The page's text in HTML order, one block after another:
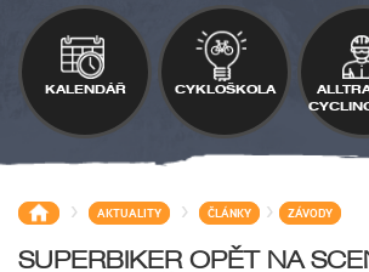
KALENDÁŘ CYKLOŠKOLA
> AKTUALITY > ČLÁNKY > ZÁVODY
SUPERBIKER OPĚT NA